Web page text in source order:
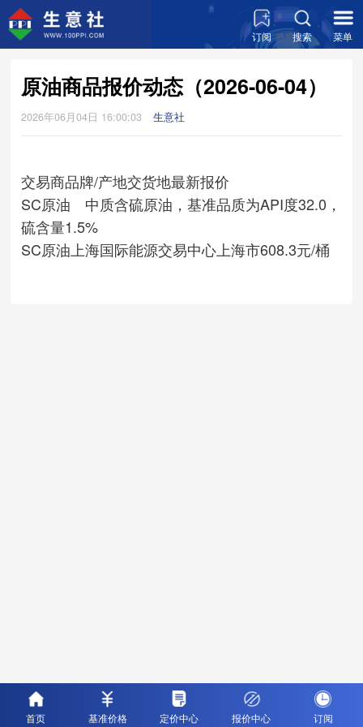
订阅 搜索 菜单
原油商品报价动态（2026-06-04）
2026年06月04日 16:00:03 生意社
交易商品牌/产地交货地最新报价
SC原油 中质含硫原油，基准品质为API度32.0，
硫含量1.5%
SC原油 上海国际能源交易中心 上海市608.3元/桶
首页 基准价格 定价中心 报价中心 订阅